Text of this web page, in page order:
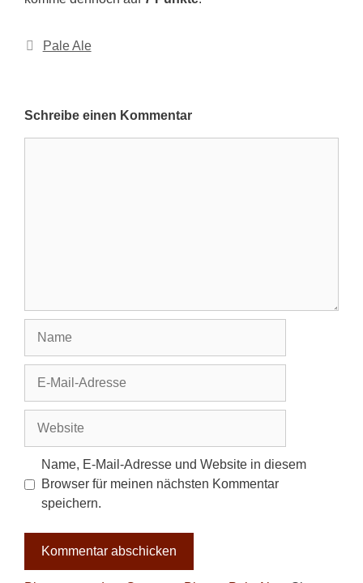
Kategorien
Pale Ale
Schreibe einen Kommentar
Adresse
Name, E-Mail-Adresse und Website in diesem
Browser für meinen nächsten Kommentar
speichern.